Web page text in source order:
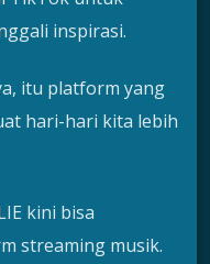
inspirasi.
itu platform yang
hari-hari kita lebih
kini bisa
streaming musik.